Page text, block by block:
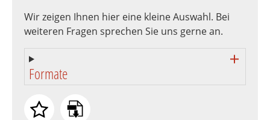
Wir zeigen Ihnen hier eine kleine Auswahl. Bei
weiteren Fragen sprechen Sie uns gerne an.
Formate